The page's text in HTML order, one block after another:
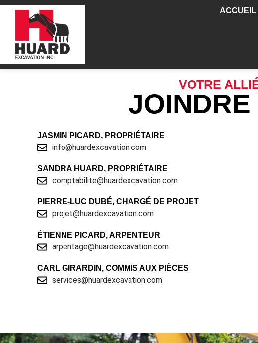
ACCUEIL
VOTRE
JOINDRE
JASMIN PICARD, PROPRIÉTAIRE
info@huardexcavation.com
SANDRA HUARD, PROPRIÉTAIRE
comptabilite@huardexcavation.com
PIERRE-LUC DUBÉ, CHARGÉ DE PROJET
projet@huardexcavation.com
ÉTIENNE PICARD, ARPENTEUR
arpentage@huardexcavation.com
CARL GIRARDIN, COMMIS AUX PIÈCES
services@huardexcavation.com